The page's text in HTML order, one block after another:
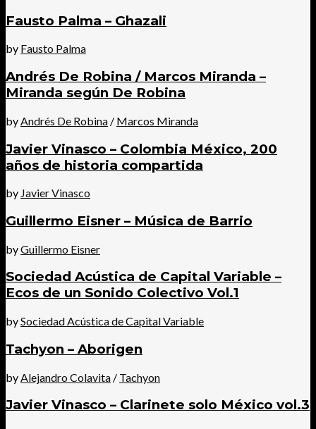
Fausto Palma – Ghazali
by Fausto Palma
Andrés De Robina / Marcos Miranda –
Miranda según De Robina
byAndrés De Robina / Marcos Miranda
Javier Vinasco – Colombia México, 200
años de historia compartida
by Javier Vinasco
Guillermo Eisner – Música de Barrio
byGuillermo Eisner
Sociedad Acústica de Capital Variable –
Ecos de un Sonido Colectivo Vol.1
bySociedad Acústica de Capital Variable
Tachyon – Aborigen
by Alejandro Colavita / Tachyon
Javier Vinasco – Clarinete solo México vol.3